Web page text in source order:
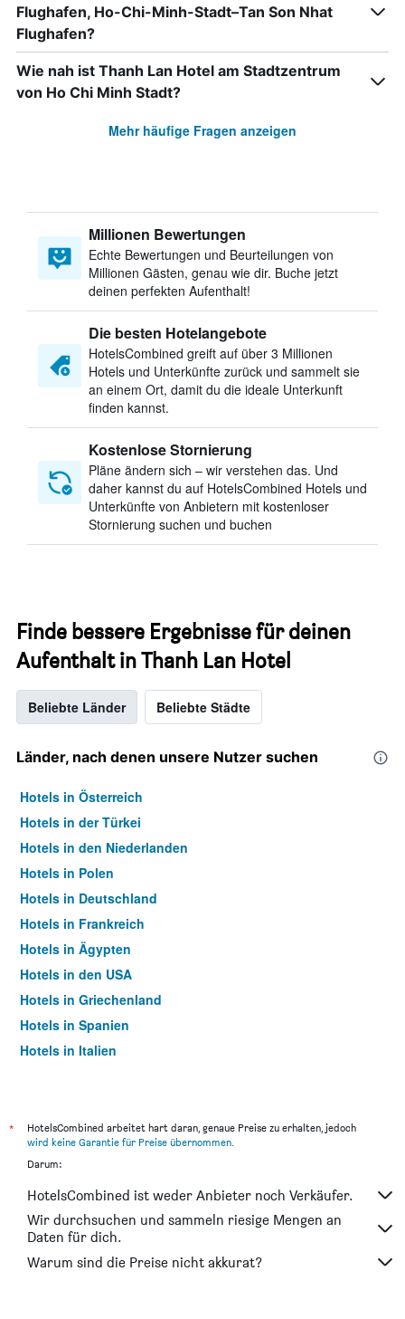
Flughafen, Ho-Chi-Minh-Stadt–Tan Son Nhat
Flughafen?
Wie nah ist Thanh Lan Hotel am Stadtzentrum
von Ho Chi Minh Stadt?
Mehr häufige Fragen anzeigen
Millionen Bewertungen
Echte Bewertungen und Beurteilungen von
Millionen Gästen, genau wie dir. Buche jetzt
deinen perfekten Aufenthalt!
Die besten Hotelangebote
HotelsCombined greift auf über 3 Millionen
Hotels und Unterkünfte zurück und sammelt sie
an einem Ort, damit du die ideale Unterkunft
finden kannst.
Kostenlose Stornierung
Pläne ändern sich – wir verstehen das. Und
daher kannst du auf HotelsCombined Hotels und
Unterkünfte von Anbietern mit kostenloser
Stornierung suchen und buchen
Finde bessere Ergebnisse für deinen
Aufenthalt in Thanh Lan Hotel
Beliebte Länder Beliebte Städte
Länder, nach denen unsere Nutzer suchen
Hotels in Österreich
Hotels in der Türkei
Hotels in den Niederlanden
Hotels in Polen
Hotels in Deutschland
Hotels in Frankreich
Hotels in Ägypten
Hotels in den USA
Hotels in Griechenland
Hotels in Spanien
Hotels in Italien
*
HotelsCombined arbeitet hart daran, genaue Preise zu erhalten, jedoch
wird keine Garantie für Preise übernommen.
Darum:
HotelsCombined ist weder Anbieter noch Verkäufer.
Wir durchsuchen und sammeln riesige Mengen an
Daten für dich.
Warum sind die Preise nicht akkurat?